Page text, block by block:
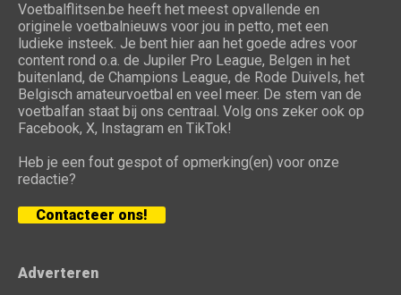
Voetbalflitsen.be heeft het meest opvallende en
originele voetbalnieuws voor jou in petto, met een
ludieke insteek. Je bent hier aan het goede adres voor
content rond o.a. de Jupiler Pro League, Belgen in het
buitenland, de Champions League, de Rode Duivels, het
Belgisch amateurvoetbal en veel meer. De stem van de
voetbalfan staat bij ons centraal. Volg ons zeker ook op
Facebook, X, Instagram en TikTok!
Heb je een fout gespot of opmerking(en) voor onze
redactie?
Contacteer ons!
Adverteren